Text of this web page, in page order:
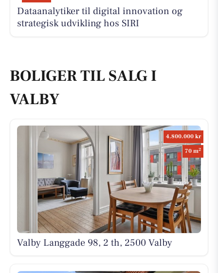
Dataanalytiker til digital innovation og
strategisk udvikling hos SIRI
BOLIGER TIL SALG I
VALBY
4.800.000 kr
70 m2
Valby Langgade 98, 2 th, 2500 Valby